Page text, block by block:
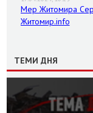
Мер Житомира
Житомир.info
ТЕМИ ДНЯ